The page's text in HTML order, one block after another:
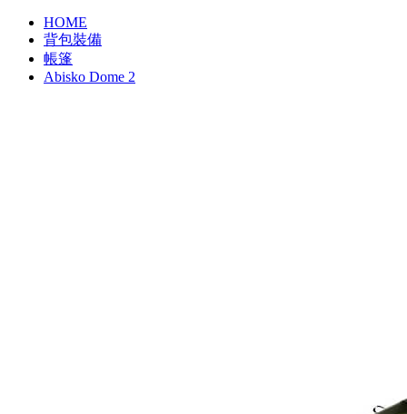
HOME
背包裝備
帳篷
Abisko Dome 2